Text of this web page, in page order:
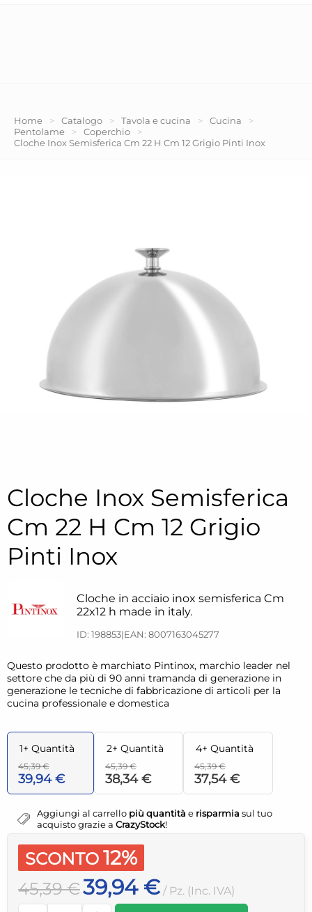
Home > Catalogo > Tavola e cucina > Cucina
>
Pentolame
> Coperchio
>
Cloche Inox Semisferica Cm 22 H Cm 12 Grigio Pinti Inox
Cloche Inox Semisferica
Cm 22 H Cm 12 Grigio
Pinti Inox
Cloche in acciaio inox semisferica Cm
22x12 h made in italy.
ID: 198853|EAN: 8007163045277
Questo prodotto è marchiato Pintinox, marchio leader nel
settore che da più di 90 anni tramanda di generazione in
generazione le tecniche di fabbricazione di articoli per la
cucina professionale e domestica
1+ Quantità
45,39 €
39,94 €
2+ Quantità
45,39 €
38,34 €
4+ Quantità
45,39 €
37,54 €
Aggiungi al carrello più quantità e risparmia sul tuo
acquisto grazie a CrazyStock!
SCONTO 12%
45,39 €39,94 € / Pz. (Inc. IVA)